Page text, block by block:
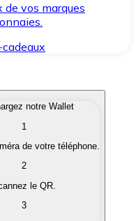
vos marques
qui vous intéressent
en monnaie
notre Wallet
1
de votre téléphone.
2
le QR.
3